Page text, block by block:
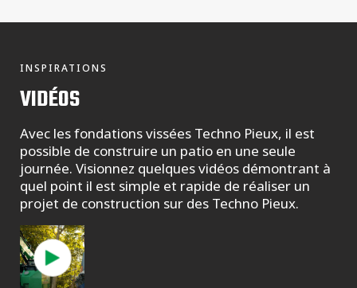
INSPIRATIONS
VIDÉOS
Avec les fondations vissées Techno Pieux, il est
possible de construire un patio en une seule
journée. Visionnez quelques vidéos démontrant à
quel point il est simple et rapide de réaliser un
projet de construction sur des Techno Pieux.